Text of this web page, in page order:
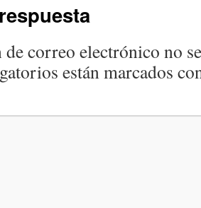
correo electrónico no
están marcados